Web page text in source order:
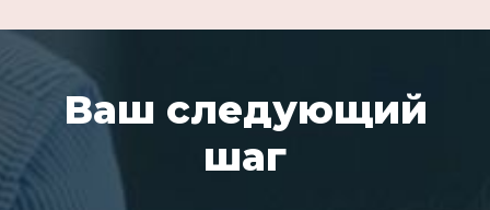
Ваш следующий
шаг